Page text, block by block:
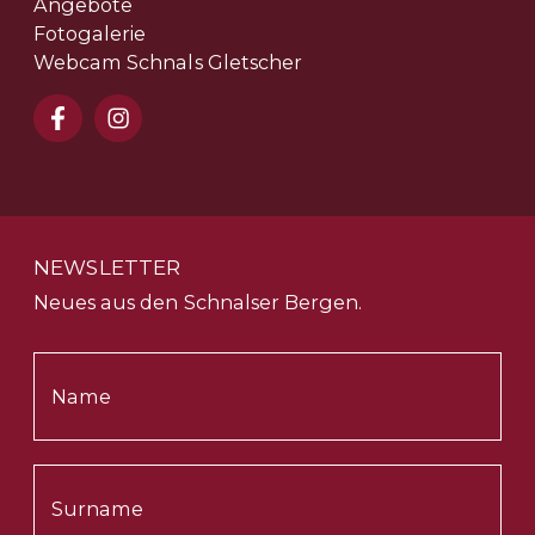
Angebote
Fotogalerie
Webcam Schnals Gletscher
NEWSLETTER
Neues aus den Schnalser Bergen.